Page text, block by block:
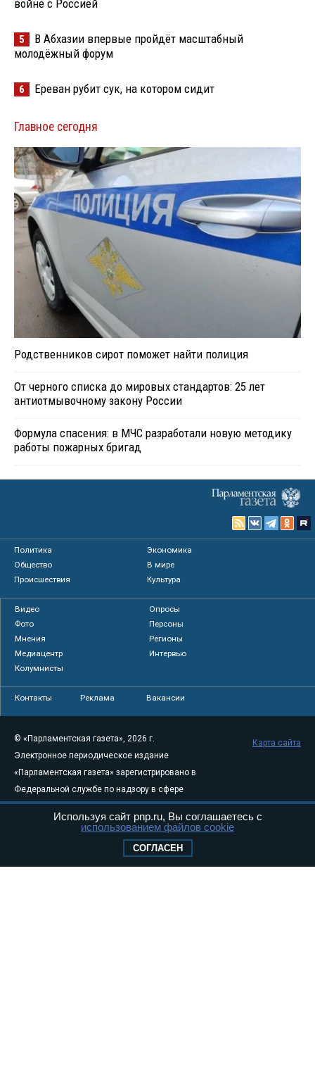
войне с Россией
5
В Абхазии впервые пройдёт масштабный
молодёжный форум
6 Ереван рубит сук, на котором сидит
Главное сегодня
Родственников сирот поможет найти полиция
От черного списка до мировых стандартов: 25 лет
антиотмывочному закону России
Формула спасения: в МЧС разработали новую методику
работы пожарных бригад
Политика
Экономика
Общество
В мире
Происшествия
Культура
Видео
Опросы
Фото
Персоны
Мнения
Регионы
Медиацентр
Интервью
Колумнисты
Контакты Реклама Вакансии
© «Парламентская газета», 2026 г.
Электронное периодическое издание
«Парламентская газета» зарегистрировано в
Федеральной службе по надзору в сфере
связи, информационных технологий и
массовых коммуникаций (Роскомнадзор) 05
Свидетельство о регистрации Эл № ФС77-
Карта сайта
Используя сайт pnp.ru, Вы соглашаетесь с
использованием файлов cookie
СОГЛАСЕН